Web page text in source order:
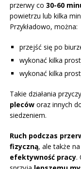
przerwy co 30-60
powietrzu lub kilka
Przykładowo, można:
przejść się po
wykonać kilka
wykonać kilka
Takie działania
pleców oraz innych
siedzeniem.
Ruch podczas
fizyczną, ale także na
efektywność pracy.